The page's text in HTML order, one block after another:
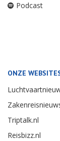
Podcast
ONZE
Triptalk.nl
Reisbizz.nl